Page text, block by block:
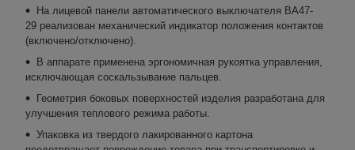
На лицевой панели автоматического выключателя ВА47-
29 реализован механический индикатор положения контактов
(включено/отключено).
В аппарате применена эргономичная рукоятка управления,
исключающая соскальзывание пальцев.
Геометрия боковых поверхностей изделия разработана для
улучшения теплового режима работы.
Упаковка из твердого лакированного картона